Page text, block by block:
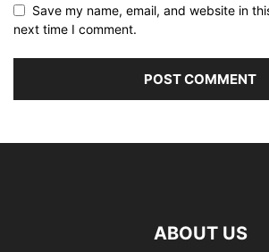
Save my name, email, and website in
next time I comment.
ABOUT US